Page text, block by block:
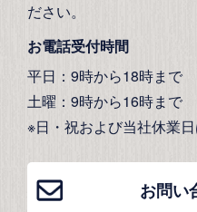
ださい。
お電話受付時間
平日：9時から18時まで
土曜：9時から16時まで
※日・祝および当社休業日
お問い